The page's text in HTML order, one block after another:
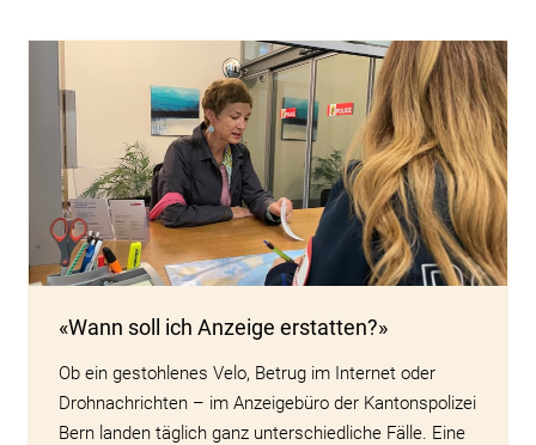
«Wann soll ich Anzeige erstatten?»
Ob ein gestohlenes Velo, Betrug im Internet oder
Drohnachrichten – im Anzeigebüro der Kantonspolizei
Bern landen täglich ganz unterschiedliche Fälle. Eine